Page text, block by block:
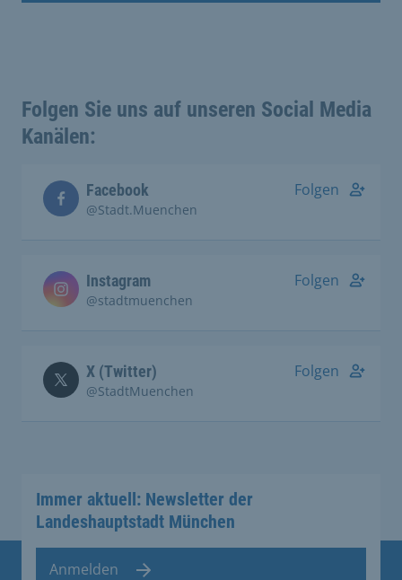
Folgen Sie uns auf unseren Social Media
Kanälen:
Facebook
@Stadt.Muenchen
Folgen
Instagram
@stadtmuenchen
Folgen
X (Twitter)
@StadtMuenchen
Folgen
Immer aktuell: Newsletter der
Landeshauptstadt München
Anmelden